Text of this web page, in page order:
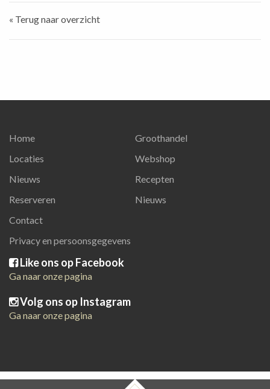
« Terug naar overzicht
Home
Locaties
Nieuws
Reserveren
Contact
Privacy en persoonsgegevens
Groothandel
Webshop
Recepten
Nieuws
Like ons op Facebook
Ga naar onze pagina
Volg ons op Instagram
Ga naar onze pagina